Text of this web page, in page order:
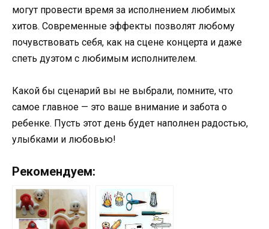
могут провести время за исполнением любимых
хитов. Современные эффекты позволят любому
почувствовать себя, как на сцене концерта и даже
спеть дуэтом с любимым исполнителем.
Какой бы сценарий вы не выбрали, помните, что
самое главное — это ваше внимание и забота о
ребенке. Пусть этот день будет наполнен радостью,
улыбками и любовью!
Рекомендуем: